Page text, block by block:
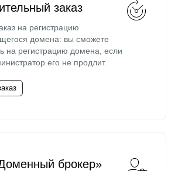
заказ
на регистрацию
домена: вы сможете
на регистрацию домена, если
его не продлит.
брокер»